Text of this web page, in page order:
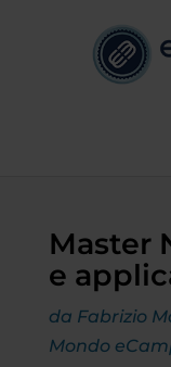
Master
e
da Fabrizio
Mondo